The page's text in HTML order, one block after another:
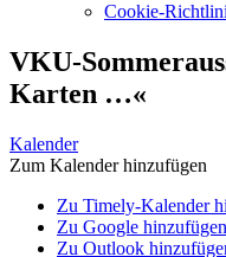
Cookie-
VKU-
Karten …«
Kalender
Zum Kalender hinzufügen
Zu Timely-Kalender
Zu Google hinzufügen
Zu Outlook